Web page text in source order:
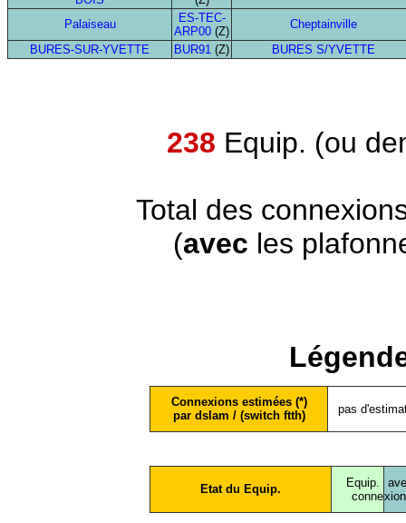
Palaiseau
ES-TEC-
ARP00 (Z)
Cheptainville
BURES-SUR-YVETTE
BUR91 (Z) BURES S/YVETTE
238 Equip. (ou
Total des
(avec les
Connexions estimées (*)
par dslam / (switch ftth)
pas
Etat du Equip.
Equip.
conne